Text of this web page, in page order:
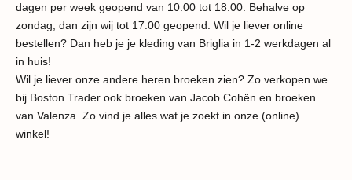
dagen per week geopend van 10:00 tot 18:00. Behalve op
zondag, dan zijn wij tot 17:00 geopend. Wil je liever online
bestellen? Dan heb je je kleding van Briglia in 1-2 werkdagen al
in huis!
Wil je liever onze andere heren broeken zien? Zo verkopen we
bij Boston Trader ook broeken van Jacob Cohën en broeken
van Valenza. Zo vind je alles wat je zoekt in onze (online)
winkel!
Al 40 jaar stijl in Den Haag